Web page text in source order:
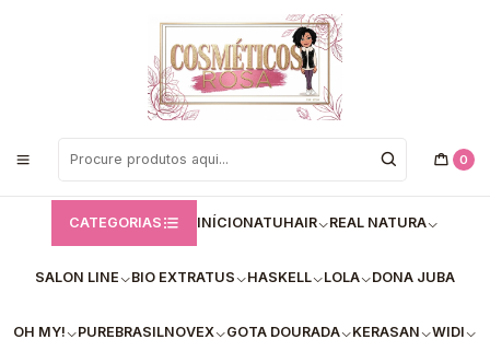
0
CATEGORIAS INÍCIONATUHAIR REAL NATURA
SALON LINE BIO EXTRATUS HASKELL LOLA DONA JUBA
OH MY! PUREBRASILNOVEX GOTA DOURADA KERASAN WIDI
Bem vindos a Loja de Cosméticos Rosa!
Creme para Pentear S.O.S Bomba (300ml) – Definição, nutrição e
proteção diária contra quebras.